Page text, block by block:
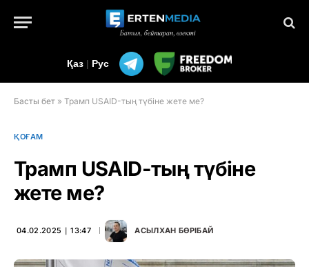
Қаз | Рус
Басты бет » Трамп USAID-тың түбіне жете ме?
ҚОҒАМ
Трамп USAID-тың түбіне
жете ме?
04.02.2025 ∣ 13:47 АСЫЛХАН БӨРІБАЙ